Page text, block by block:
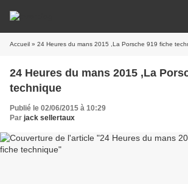
Accueil » 24 Heures du mans 2015 ,La Porsche 919 fiche
24 Heures du mans 2015 ,La
technique
Publié le 02/06/2015 à 10:29
Par jack sellertaux